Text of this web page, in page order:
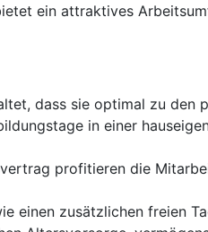
ein attraktives
dass sie optimal zu den
in einer
profitieren die
einen zusätzlichen freien